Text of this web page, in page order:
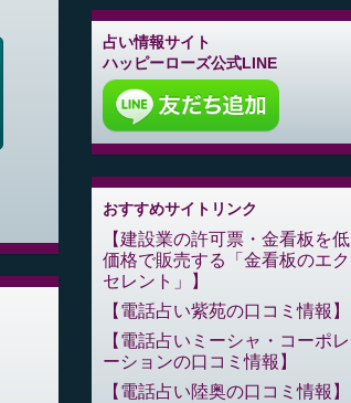
占い情報サイト
ハッピーローズ公式LINE
おすすめサイトリンク
建設業の許可票・金看板を低
価格で販売する「金看板のエク
セレント」
電話占い紫苑の口コミ情報
電話占いミーシャ・コーポレ
ーションの口コミ情報
電話占い陸奥の口コミ情報